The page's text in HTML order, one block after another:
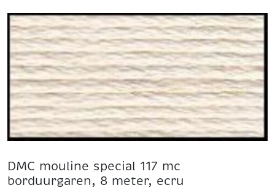
DMC mouline special 117 mc
borduurgaren, 8 meter, ecru